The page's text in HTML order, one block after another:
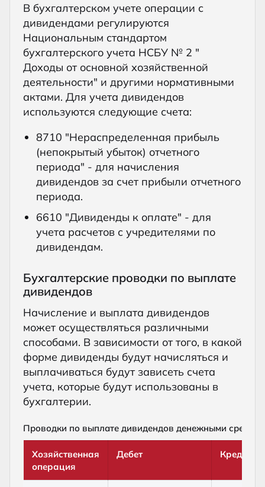
В бухгалтерском учете операции с
дивидендами регулируются
Национальным стандартом
бухгалтерского учета НСБУ № 2 "
Доходы от основной хозяйственной
деятельности" и другими нормативными
актами. Для учета дивидендов
используются следующие счета:
8710 "Нераспределенная прибыль
(непокрытый убыток) отчетного
периода" - для начисления
дивидендов за счет прибыли отчетного
периода.
6610 "Дивиденды к оплате" - для
учета расчетов с учредителями по
дивидендам.
Бухгалтерские проводки по выплате
дивидендов
Начисление и выплата дивидендов
может осуществляться различными
способами. В зависимости от того, в какой
форме дивиденды будут начисляться и
выплачиваться будут зависеть счета
учета, которые будут использованы в
бухгалтерии.
Проводки по выплате дивидендов денежными
Хозяйственная
операция
Дебет Кредит